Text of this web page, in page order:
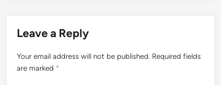
Leave a Reply
Your email address will not be published. Required fields
are marked *